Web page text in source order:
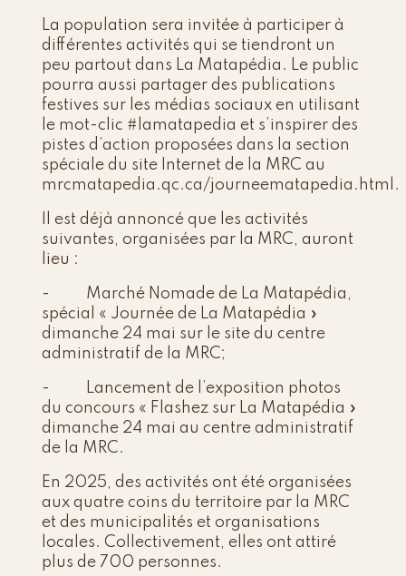
La population sera invitée à participer à
différentes activités qui se tiendront un
peu partout dans La Matapédia. Le public
pourra aussi partager des publications
festives sur les médias sociaux en utilisant
le mot-clic #lamatapedia et s’inspirer des
pistes d’action proposées dans la section
spéciale du site Internet de la MRC au
mrcmatapedia.qc.ca/journeematapedia.html.
Il est déjà annoncé que les activités
suivantes, organisées par la MRC, auront
lieu :
- Marché Nomade de La Matapédia,
spécial « Journée de La Matapédia »
dimanche 24 mai sur le site du centre
administratif de la MRC;
- Lancement de l’exposition photos
du concours « Flashez sur La Matapédia »
dimanche 24 mai au centre administratif
de la MRC.
En 2025, des activités ont été organisées
aux quatre coins du territoire par la MRC
et des municipalités et organisations
locales. Collectivement, elles ont attiré
plus de 700 personnes.